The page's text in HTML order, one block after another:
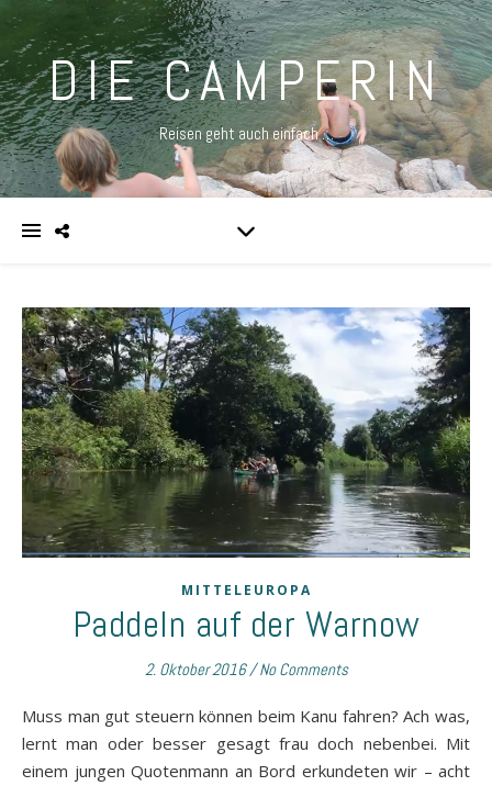
DIE CAMPERIN
Reisen geht auch einfach …
MITTELEUROPA
Paddeln auf der Warnow
2. Oktober 2016/ No Comments
Muss man gut steuern können beim Kanu fahren? Ach was,
lernt man oder besser gesagt frau doch nebenbei. Mit
einem jungen Quotenmann an Bord erkundeten wir – acht